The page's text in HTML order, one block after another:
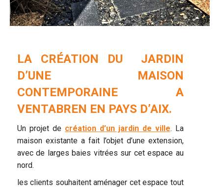
LA CRÉATION DU JARDIN
D’UNE MAISON
CONTEMPORAINE A
VENTABREN EN PAYS D’AIX.
Un projet de création d’un jardin de ville. La
maison existante a fait l’objet d’une extension,
avec de larges baies vitrées sur cet espace au
nord.
les clients souhaitent aménager cet espace tout